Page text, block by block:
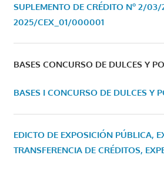
SUPLEMENTO DE CRÉDITO Nº 2/03/
2025/CEX_01/000001
BASES CONCURSO DE DULCES Y
BASES I CONCURSO DE DULCES Y
EDICTO DE EXPOSICIÓN PÚBLICA,
TRANSFERENCIA DE CRÉDITOS,